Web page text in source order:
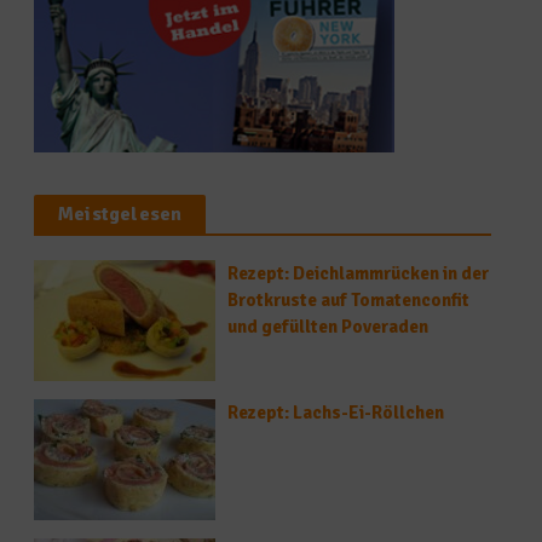
Meistgelesen
Rezept: Deichlammrücken in der
Brotkruste auf Tomatenconfit
und gefüllten Poveraden
Rezept: Lachs-Ei-Röllchen